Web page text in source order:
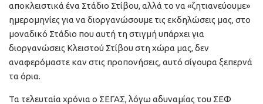
αποκλειστικά ένα Στάδιο Στίβου, αλλά το να «ζητιανεύουμε»
ημερομηνίες για να διοργανώσουμε τις εκδηλώσεις μας, στο
μοναδικό Στάδιο που αυτή τη στιγμή υπάρχει για
διοργανώσεις Κλειστού Στίβου στη χώρα μας, δεν
αναφερόμαστε καν στις προπονήσεις, αυτό σίγουρα ξεπερνά
τα όρια.
Τα τελευταία χρόνια ο ΣΕΓΑΣ, λόγω αδυναμίας του ΣΕΦ